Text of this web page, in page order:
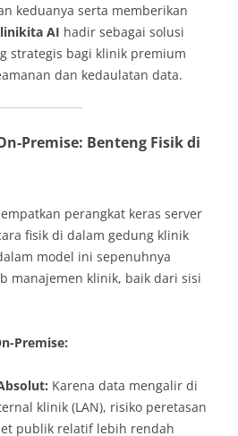
keduanya serta memberikan
AI hadir sebagai solusi
strategis bagi klinik premium
dan kedaulatan data.
Premise: Benteng Fisik di
perangkat keras server
fisik di dalam gedung klinik
model ini sepenuhnya
manajemen klinik, baik dari sisi
Premise:
Karena data mengalir di
klinik (LAN), risiko peretasan
publik relatif lebih rendah